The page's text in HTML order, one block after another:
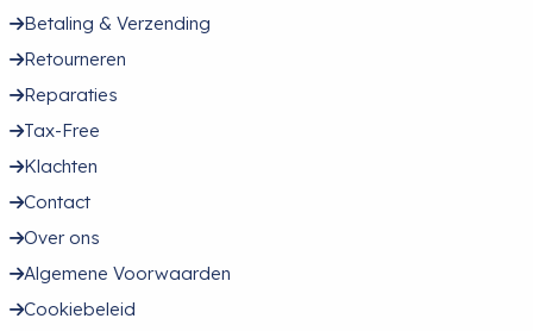
Betaling & Verzending
Retourneren
Reparaties
Tax-Free
Klachten
Contact
Over ons
Algemene Voorwaarden
Cookiebeleid